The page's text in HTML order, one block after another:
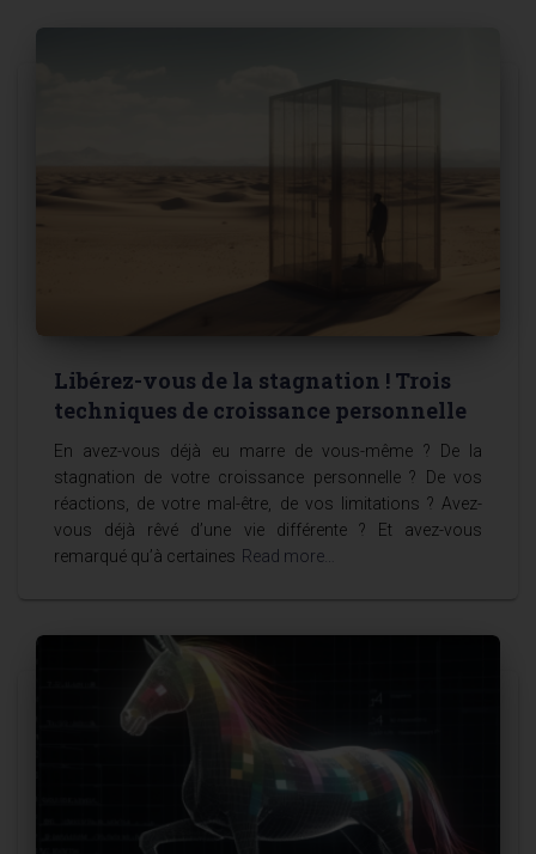
Libérez-vous de la stagnation ! Trois
techniques de croissance personnelle
En avez-vous déjà eu marre de vous-même ? De la
stagnation de votre croissance personnelle ? De vos
réactions, de votre mal-être, de vos limitations ? Avez-
vous déjà rêvé d’une vie différente ? Et avez-vous
remarqué qu’à certaines Read more…